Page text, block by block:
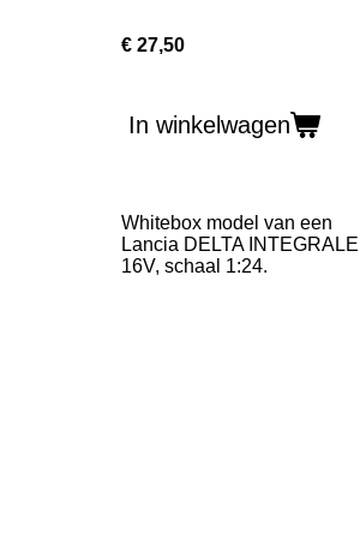
€ 27,50
In winkelwagen
Whitebox model van een
Lancia DELTA INTEGRALE
16V, schaal 1:24.